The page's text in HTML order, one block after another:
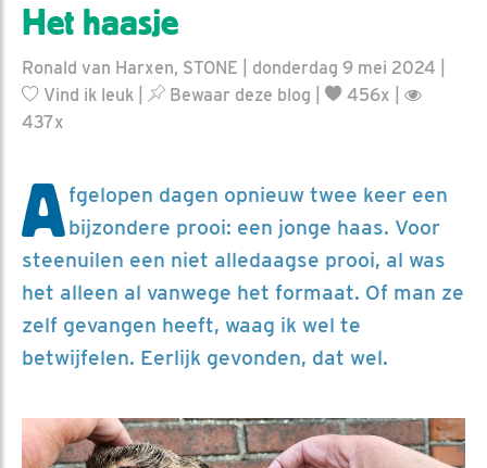
Het haasje
Ronald van Harxen, STONE | donderdag 9 mei 2024 |
Vind ik leuk
Bewaar deze blog
456x |
437x
Afgelopen dagen opnieuw twee keer een
bijzondere prooi: een jonge haas. Voor
steenuilen een niet alledaagse prooi, al was
het alleen al vanwege het formaat. Of man ze
zelf gevangen heeft, waag ik wel te
betwijfelen. Eerlijk gevonden, dat wel.